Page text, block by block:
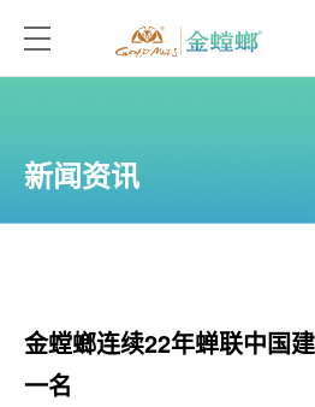
新闻资讯
金螳螂连续22年蝉联中国
一名